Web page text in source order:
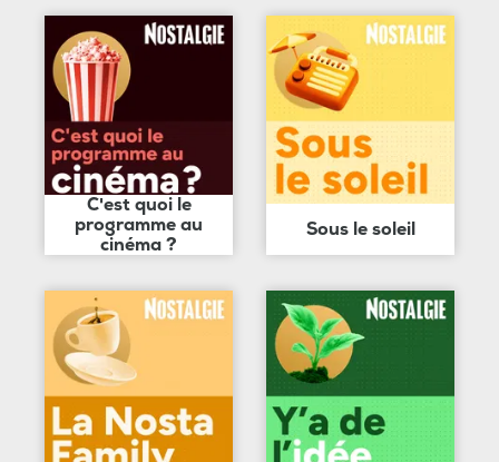
C'est quoi le
programme au
cinéma ?
Sous le soleil